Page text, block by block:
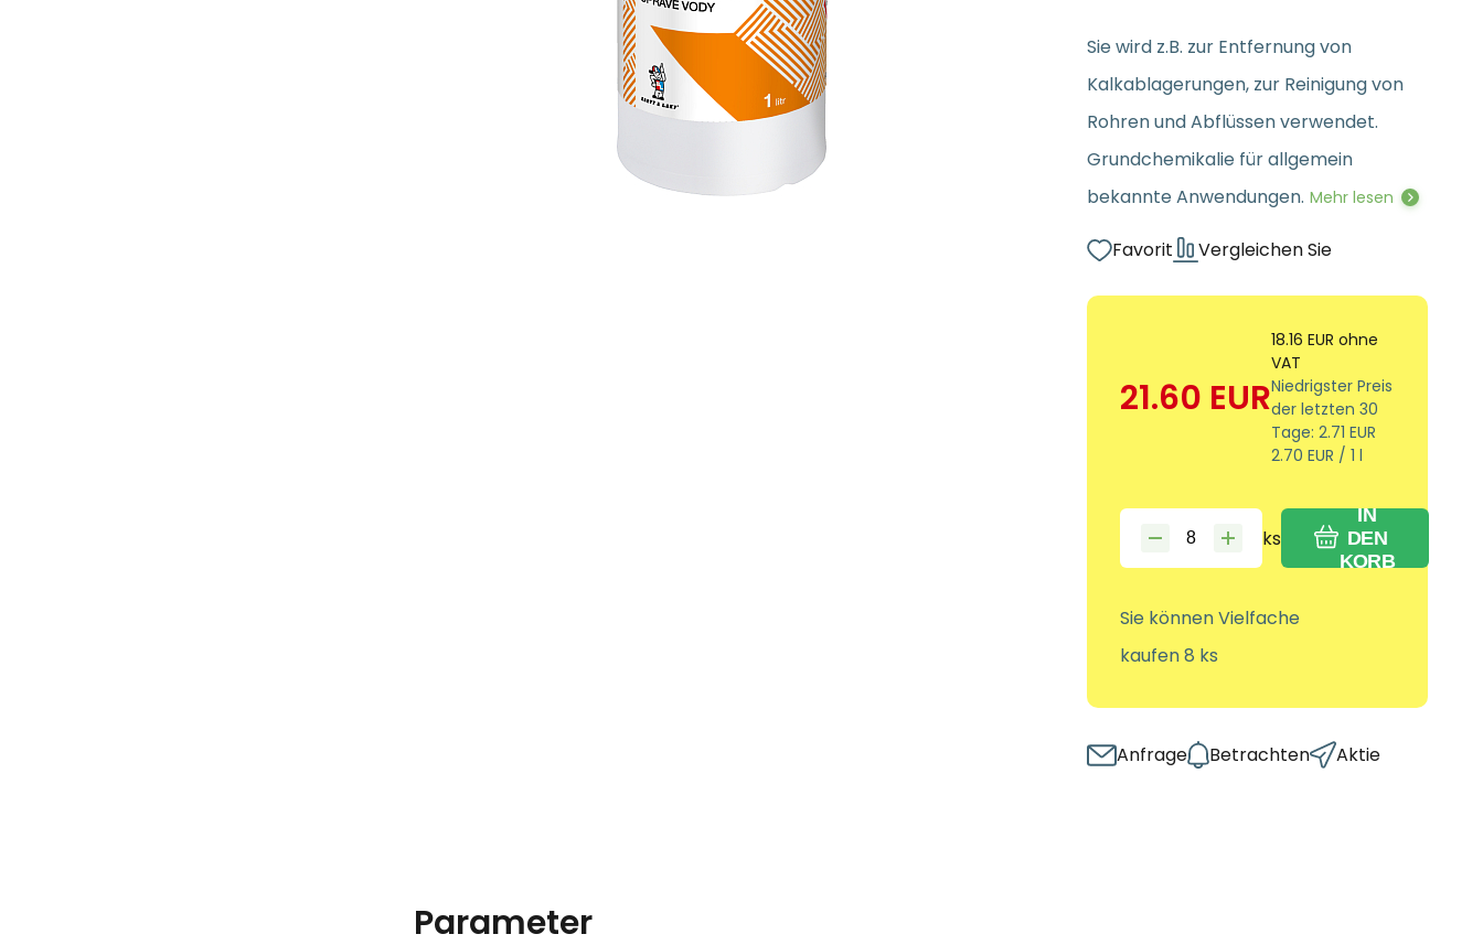
Sie wird z.B. zur Entfernung von
Kalkablagerungen, zur Reinigung von
Rohren und Abflüssen verwendet.
Grundchemikalie für allgemein
bekannte Anwendungen. Mehr lesen
Favorit Vergleichen Sie
21.60 EUR
18.16 EUR ohne
VAT
Niedrigster Preis
der letzten 30
Tage: 2.71 EUR
2.70 EUR / 1 l
ks
IN
DEN
KORB
Sie können Vielfache
kaufen 8 ks
Anfrage Betrachten Aktie
Parameter